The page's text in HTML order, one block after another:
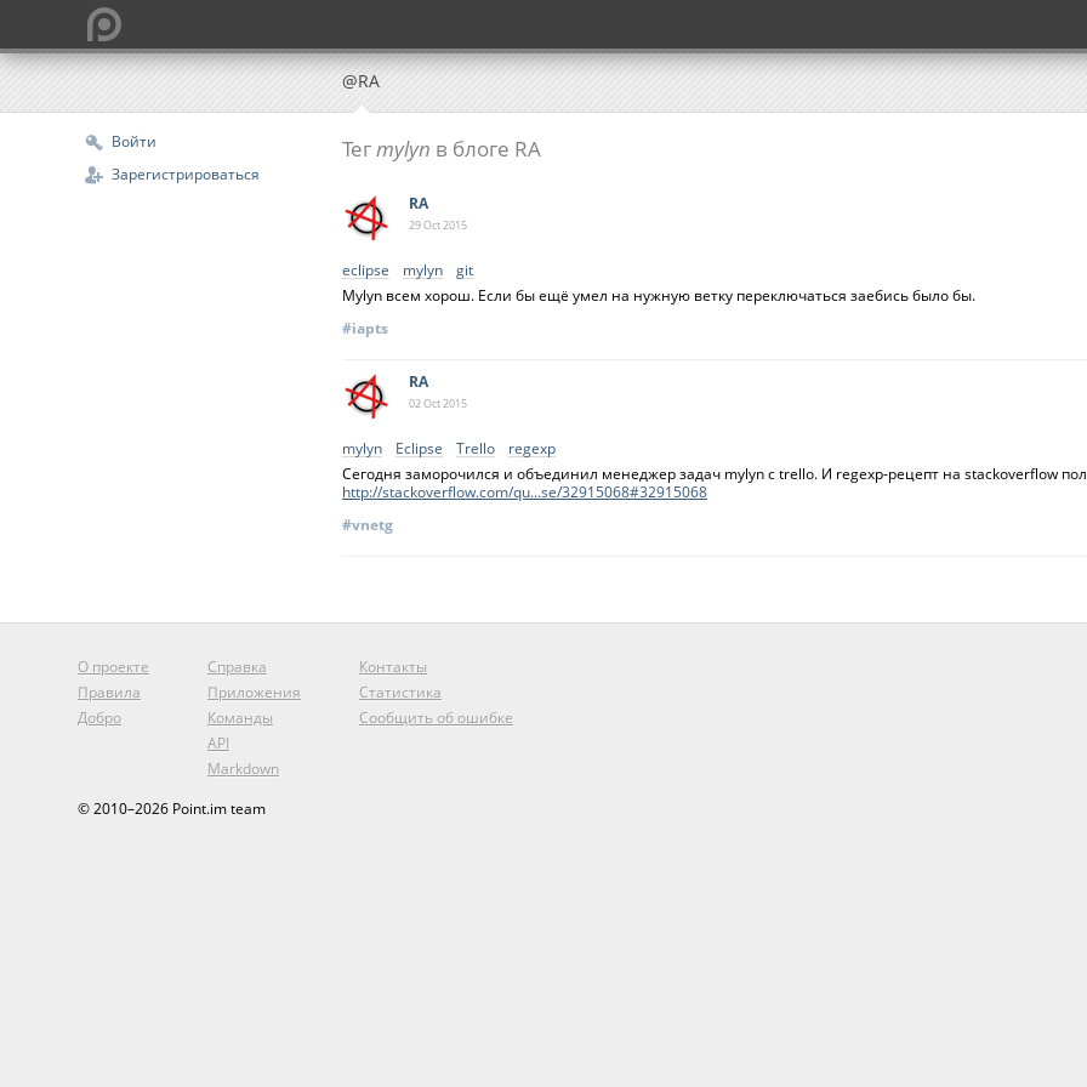
@RA
Войти
Зарегистрироваться
Тегmylyn в блоге RA
RA
29 Oct2015
eclipse mylyn
git
Mylyn всем хорош. Если бы ещё умел на нужную ветку переключаться заебись было бы.
#iapts
RA
02 Oct2015
mylyn Eclipse Trello
regexp
Сегодня заморочился и объединил менеджер задач mylyn с trello. И regexp-рецепт на stackoverflow
http://stackoverflow.com/qu...se/32915068#32915068
#vnetg
О проекте
Правила
Добро
Справка
Приложения
Команды
API
Markdown
Контакты
Статистика
Сообщить об ошибке
© 2010–2026 Point.im team